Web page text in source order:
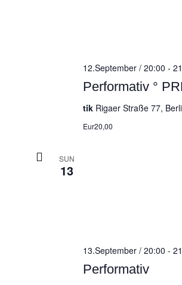
Performativ °
12.September / 20:00 -
tik Rigaer Straße 77,
Eur20,00
SUN
13
Performativ
13.September / 20:00 -